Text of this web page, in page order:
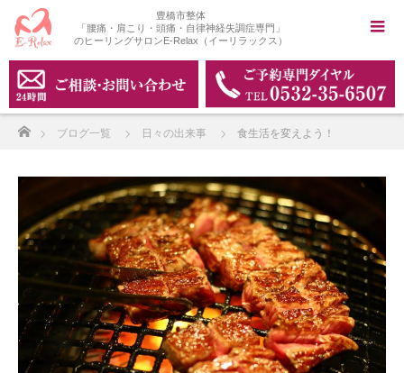
豊橋市整体
「腰痛・肩こり・頭痛・自律神経失調症専門」
のヒーリングサロンE-Relax（イーリラックス）
ブログ一覧 日々の出来事 食生活を変えよう！